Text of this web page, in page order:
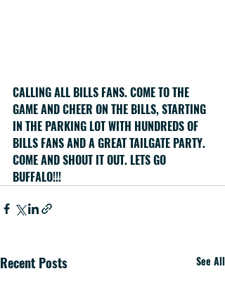
CALLING ALL BILLS FANS. COME TO THE
GAME AND CHEER ON THE BILLS, STARTING
IN THE PARKING LOT WITH HUNDREDS OF
BILLS FANS AND A GREAT TAILGATE PARTY.
COME AND SHOUT IT OUT. LETS GO
BUFFALO!!!
Recent Posts See All